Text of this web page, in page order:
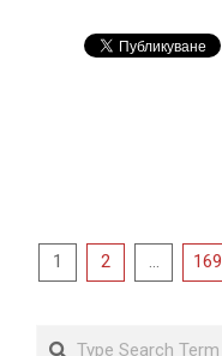
Разделяне
публикациите
1 2 … 169
Search